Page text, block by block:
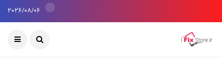
2026/08/06